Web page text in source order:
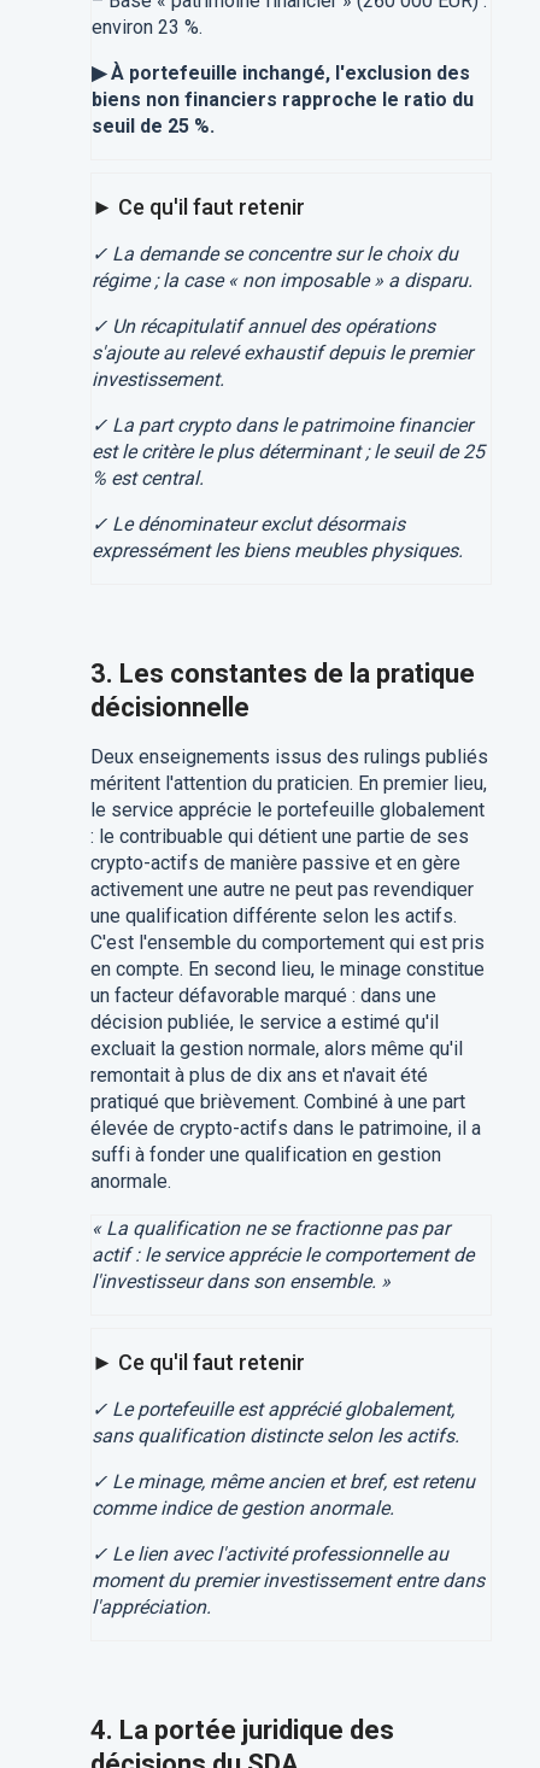
environ 23 %.
▶ À portefeuille inchangé, l'exclusion des
biens non financiers rapproche le ratio du
seuil de 25 %.
► Ce qu'il faut retenir
✓ La demande se concentre sur le choix du
régime ; la case « non imposable » a disparu.
✓ Un récapitulatif annuel des opérations
s'ajoute au relevé exhaustif depuis le premier
investissement.
✓ La part crypto dans le patrimoine financier
est le critère le plus déterminant ; le seuil de 25
% est central.
✓ Le dénominateur exclut désormais
expressément les biens meubles physiques.
3. Les constantes de la pratique
décisionnelle
Deux enseignements issus des rulings publiés
méritent l'attention du praticien. En premier lieu,
le service apprécie le portefeuille globalement
: le contribuable qui détient une partie de ses
crypto-actifs de manière passive et en gère
activement une autre ne peut pas revendiquer
une qualification différente selon les actifs.
C'est l'ensemble du comportement qui est pris
en compte. En second lieu, le minage constitue
un facteur défavorable marqué : dans une
décision publiée, le service a estimé qu'il
excluait la gestion normale, alors même qu'il
remontait à plus de dix ans et n'avait été
pratiqué que brièvement. Combiné à une part
élevée de crypto-actifs dans le patrimoine, il a
suffi à fonder une qualification en gestion
anormale.
« La qualification ne se fractionne pas par
actif : le service apprécie le comportement de
l'investisseur dans son ensemble. »
► Ce qu'il faut retenir
✓ Le portefeuille est apprécié globalement,
sans qualification distincte selon les actifs.
✓ Le minage, même ancien et bref, est retenu
comme indice de gestion anormale.
✓ Le lien avec l'activité professionnelle au
moment du premier investissement entre dans
l'appréciation.
4. La portée juridique des